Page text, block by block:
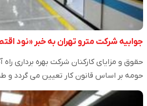
جوابیه شرکت مترو تهران به خبر «نود
حقوق و مزایای کارکنان شرکت بهره برداری
حومه بر اساس قانون کار تعیین می گردد و طبق ماده